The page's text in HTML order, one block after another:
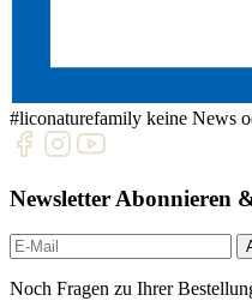
#liconaturefamily keine News
Newsletter Abonnieren
Newsletter
Noch Fragen zu Ihrer